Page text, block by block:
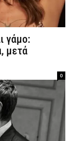
γάμο:
μετά
0